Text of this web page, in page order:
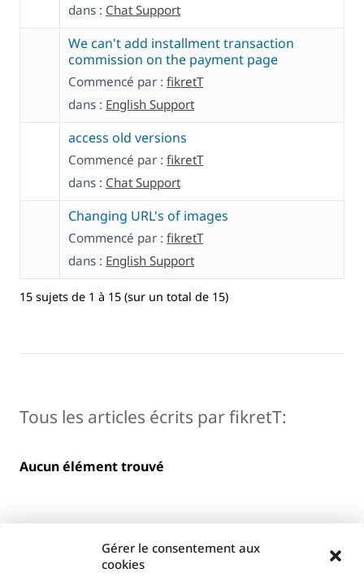
Gérer le consentement aux
cookies
dans : Chat Support
We can't add installment transaction
commission on the payment page
Commencé par : fikretT
dans : English Support
access old versions
Commencé par : fikretT
dans : Chat Support
Changing URL's of images
Commencé par : fikretT
dans : English Support
15 sujets de 1 à 15 (sur un total de 15)
Tous les articles écrits par fikretT:
Aucun élément trouvé